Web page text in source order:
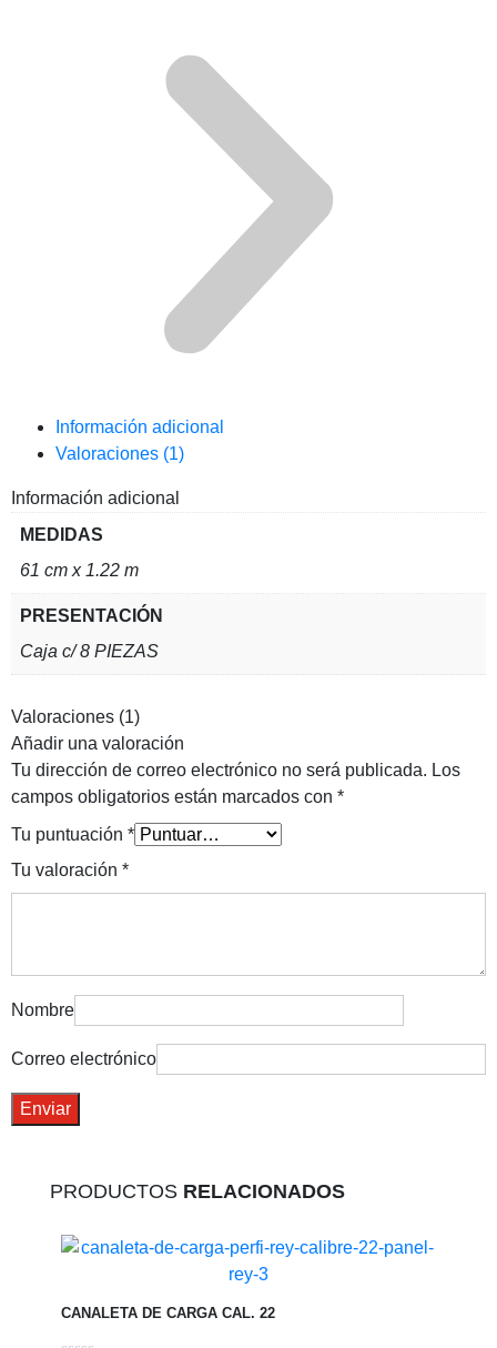
Información adicional
Valoraciones (1)
Información adicional
MEDIDAS
61 cm x 1.22 m
PRESENTACIÓN
Caja c/ 8 PIEZAS
Valoraciones (1)
Añadir una valoración
Tu dirección de correo electrónico no será publicada. Los
campos obligatorios están marcados con *
Tu puntuación *
Tu valoración *
Nombre
Correo electrónico
PRODUCTOS RELACIONADOS
CANALETA DE CARGA CAL. 22